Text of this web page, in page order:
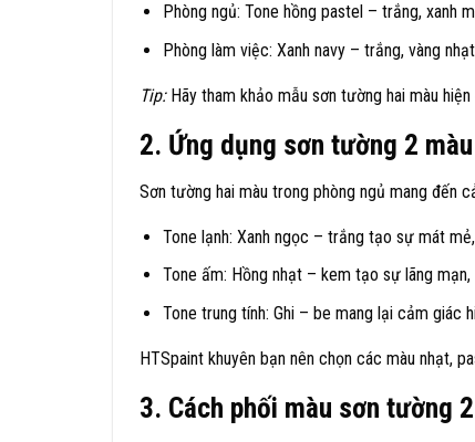
Phòng ngủ: Tone hồng pastel – trắng, xanh
Phòng làm việc: Xanh navy – trắng, vàng
Tip:Hãy tham khảo mẫu sơn tường hai màu
2. Ứng dụng sơn tường 2
Sơn tường hai màu trong phòng ngủ mang đến
Tone lạnh: Xanh ngọc – trắng tạo sự mát
Tone ấm: Hồng nhạt – kem tạo sự lãng mạn,
Tone trung tính: Ghi – be mang lại cảm giác
HTSpaint khuyên bạn nên chọn các màu nhạt,
3. Cách phối màu sơn tường